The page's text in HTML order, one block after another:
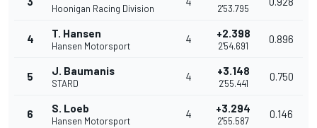
Hoonigan Racing Division 2'53.795
4 T. Hansen
Hansen Motorsport
4 +2.398
2'54.691
0.896
5 J. Baumanis
STARD
4 +3.148
2'55.441
0.750
6 S. Loeb
Hansen Motorsport
4 +3.294
2'55.587
0.146